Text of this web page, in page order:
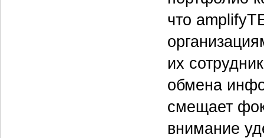
что
их
обмена
смещает
внимание